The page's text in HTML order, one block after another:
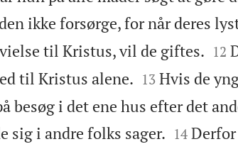
ikke forsørge, for når deres
til Kristus, vil de giftes.
12
til Kristus alene.
13 Hvis de
besøg i det ene hus efter det
sig i andre folks sager.
14